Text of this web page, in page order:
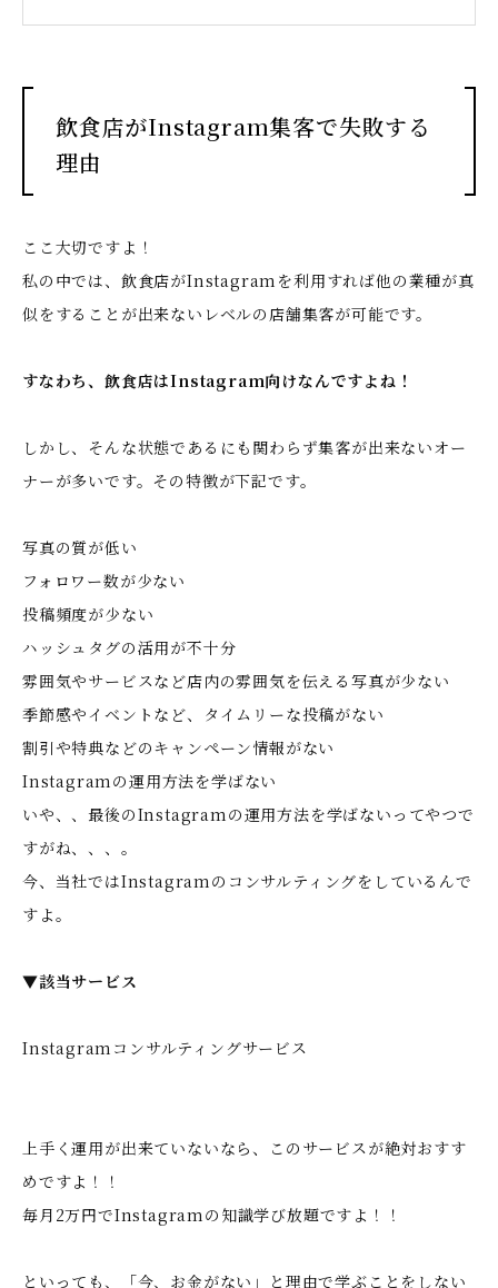
飲食店がInstagram集客で失敗する
理由
ここ大切ですよ！
私の中では、飲食店がInstagramを利用すれば他の業種が真
似をすることが出来ないレベルの店舗集客が可能です。
すなわち、飲食店はInstagram向けなんですよね！
しかし、そんな状態であるにも関わらず集客が出来ないオー
ナーが多いです。その特徴が下記です。
写真の質が低い
フォロワー数が少ない
投稿頻度が少ない
ハッシュタグの活用が不十分
雰囲気やサービスなど店内の雰囲気を伝える写真が少ない
季節感やイベントなど、タイムリーな投稿がない
割引や特典などのキャンペーン情報がない
Instagramの運用方法を学ばない
いや、、最後のInstagramの運用方法を学ばないってやつで
すがね、、、。
今、当社ではInstagramのコンサルティングをしているんで
すよ。
▼該当サービス
Instagramコンサルティングサービス
上手く運用が出来ていないなら、このサービスが絶対おすす
めですよ！！
毎月2万円でInstagramの知識学び放題ですよ！！
といっても、「今、お金がない」と理由で学ぶことをしない